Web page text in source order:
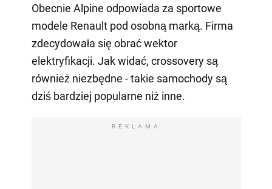
Obecnie Alpine odpowiada za sportowe
modele Renault pod osobną marką. Firma
zdecydowała się obrać wektor
elektryfikacji. Jak widać, crossovery są
również niezbędne - takie samochody są
dziś bardziej popularne niż inne.
REKLAMA